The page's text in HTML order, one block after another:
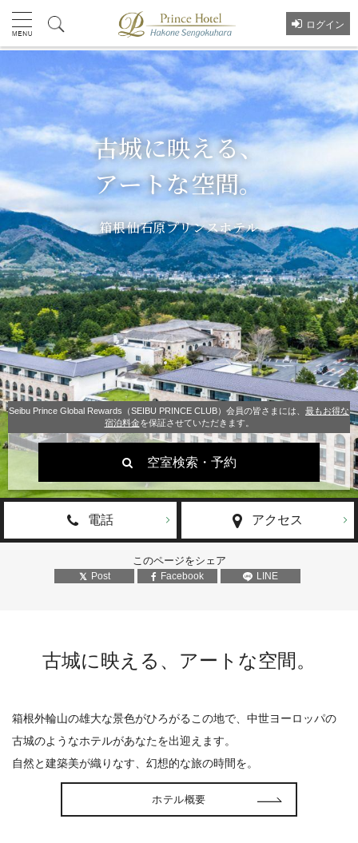
ログイン
古城に映える、
アートな空間。
箱根仙石原プリンスホテル
Seibu Prince Global Rewards（SEIBU PRINCE CLUB）会員の皆さまには、 最もお得な
宿泊料金を保証させていただきます。
空室検索・予約
電話 アクセス
このページをシェア
Post Facebook LINE
古城に映える、アートな空間。
箱根外輪山の雄大な景色がひろがるこの地で、中世ヨーロッパの
古城のようなホテルがあなたを出迎えます。
自然と建築美が織りなす、幻想的な旅の時間を。
ホテル概要